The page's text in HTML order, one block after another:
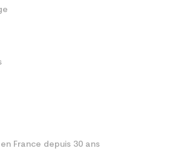
France depuis 30 ans